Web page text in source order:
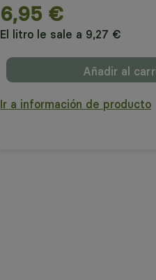
6,95 €
El litro le sale a 9,27 €
Añadir al
Ir a información de producto